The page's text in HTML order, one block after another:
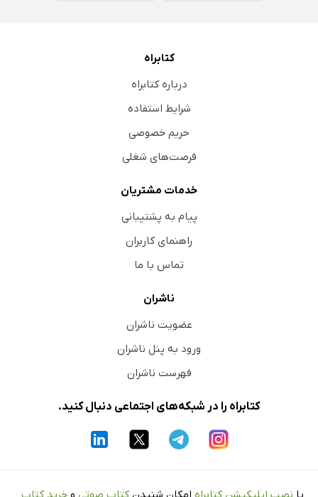
کتابراه
درباره کتابراه
شرایط استفاده
حریم خصوصی
فرصت‌های شغلی
خدمات مشتریان
پیام به پشتیبانی
راهنمای کاربران
تماس با ما
ناشران
عضویت ناشران
ورود به پنل ناشران
فهرست ناشران
کتابراه را در شبکه‌های اجتماعی دنبال کنید.